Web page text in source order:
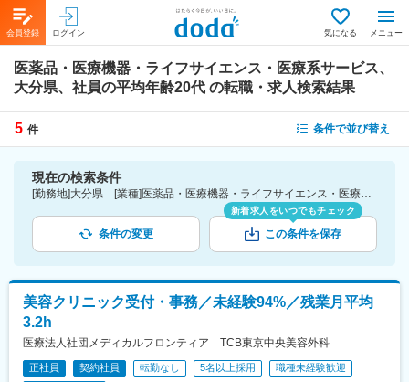
会員登録 ログイン 気になる メニュー
医薬品・医療機器・ライフサイエンス・医療系サービス、
大分県、社員の平均年齢20代 の転職・求人検索結果
5 件 条件で並び替え
現在の検索条件
[勤務地]大分県 [業種]医薬品・医療機器・ライフサイエンス・医療系サービス [詳細条件](社員の平均年齢)20代
条件の変更
新着求人をいつでもチェック
この条件を保存
美容クリニック受付・事務／未経験94%／残業月平均
3.2h
医療法人社団メディカルフロンティア TCB東京中央美容外科
正社員 契約社員 転勤なし 5名以上採用
職種未経験歓迎